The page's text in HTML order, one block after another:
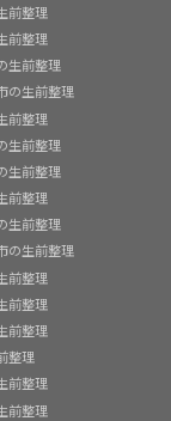
前整理
前整理
生前整理
の生前整理
前整理
生前整理
生前整理
前整理
生前整理
の生前整理
前整理
前整理
前整理
整理
前整理
前整理